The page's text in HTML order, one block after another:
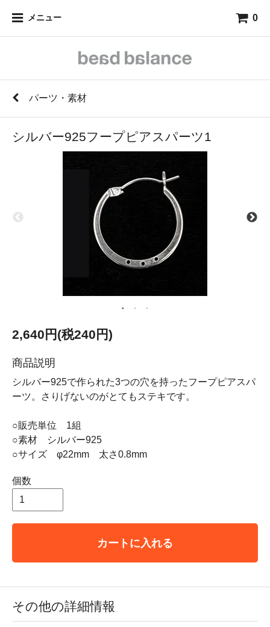
メニュー 0
パーツ・素材
シルバー925フープピアスパーツ1
2,640円(税240円)
商品説明
シルバー925で作られた3つの穴を持ったフープピアスパ
ーツ。さりげないのがとてもステキです。
○販売単位 1組
○素材 シルバー925
○サイズ φ22mm 太さ0.8mm
個数
カートに入れる
その他の詳細情報